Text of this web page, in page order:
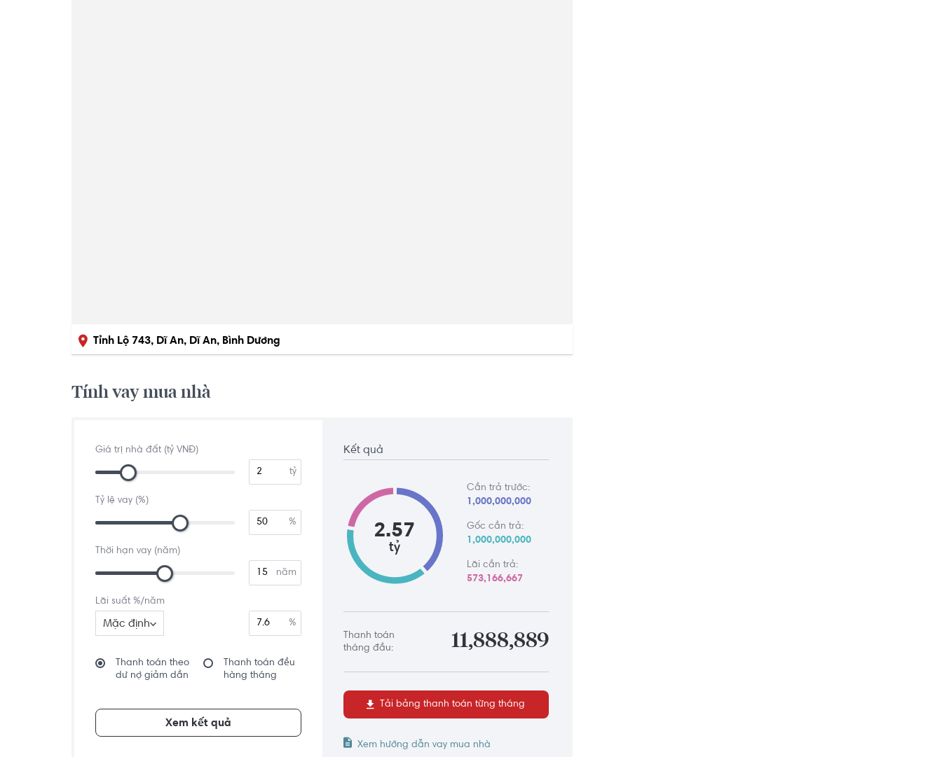
Tỉnh Lộ 743, Dĩ An, Dĩ An, Bình Dương
Tính vay mua nhà
Giá trị nhà đất (tỷ VNĐ)
tỷ
Tỷ lệ vay (%)
%
Thời hạn vay (năm)
năm
Lãi suất %/năm
Mặc định %
Thanh toán theo
dư nợ giảm dần
Thanh toán đều
hàng tháng
Xem kết quả
Kết quả
2.57
tỷ
Cần trả trước:
1,000,000,000
Gốc cần trả:
1,000,000,000
Lãi cần trả:
573,166,667
Thanh toán
tháng đầu:
11,888,889
Tải bảng thanh toán từng tháng
Xem hướng dẫn vay mua nhà